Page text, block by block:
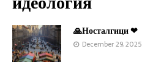
🙏Носталгици ❤
December 29, 2025